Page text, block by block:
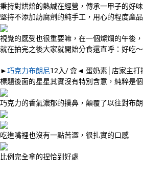
秉持對烘焙的熱誠在經營，傳承一甲子的好
堅持不添加訪腐劑的純手工，用心的程度產
視覺的感受也很重要嘛，在一個燦爛的午後
就在拍完之後大家就開始分食還直呼：好吃～
►巧克力布朗尼12 入 /盒◄ 蛋奶素│店家主
標題後面的星星其實沒有特別含意，純粹是
巧克力的香氣濃郁的撲鼻，顛覆了以往對布
吃進嘴裡也沒有一點苦澀，很扎實的口感
比例完全拿的捏恰到好處